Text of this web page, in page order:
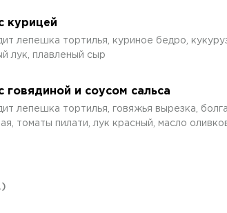
курицей
лепешка тортилья, куриное бедро,
лук, плавленый сыр
говядиной и соусом сальса
лепешка тортилья, говяжья вырезка,
томаты пилати, лук красный, масло